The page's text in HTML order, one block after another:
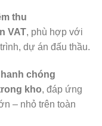
thu
VAT, phù hợp với
dự án đấu thầu.
chóng
kho, đáp ứng
– nhỏ trên toàn